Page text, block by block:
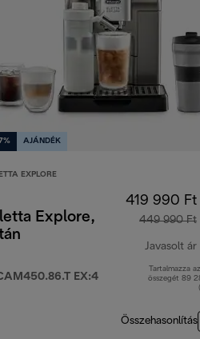
990 Ft
AJÁNDÉK
EXPLORE
Explore,
EX:4
419 990 Ft
449 990 Ft
Javasolt ár
Tartalmazza
összegét 89
Összehasonlítás